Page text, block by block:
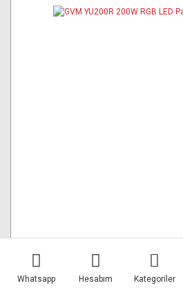
Whatsapp Hesabım Kategoriler